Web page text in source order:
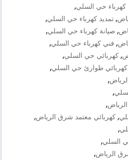
كهرباء حي السلي,
, تمديد كهرباء حي السلي,
, صيانة كهرباء حي السلي,
, فني كهرباء حي السلي,
, كهربائي حي السلي,
كهربائي طوارئ حي السلي,
,
,
,
, كهربائي معتمد شرق الرياض,
,
السلي,
الرياض,